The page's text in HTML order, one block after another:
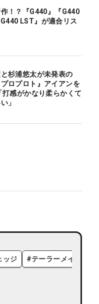
！？『G440』『G440
LST』が適合リス
杉浦悠太が未発表の
プロプロト』アイアンを
打感がかなり柔らかくて
」
ッジ #テーラーメイド